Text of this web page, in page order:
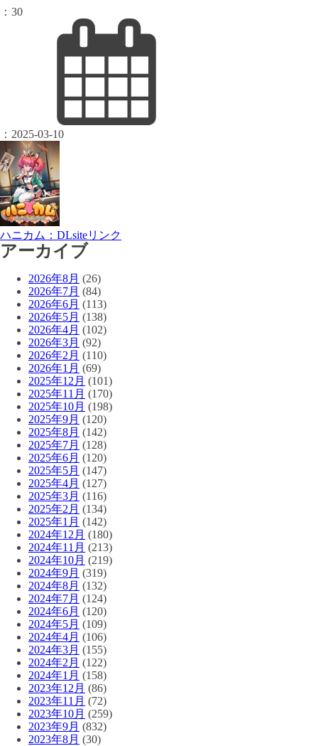
： 30
： 2025-03-10
ハニカム：DLsiteリンク
アーカイブ
2026年8月 (26)
2026年7月 (84)
2026年6月 (113)
2026年5月 (138)
2026年4月 (102)
2026年3月 (92)
2026年2月 (110)
2026年1月 (69)
2025年12月 (101)
2025年11月 (170)
2025年10月 (198)
2025年9月 (120)
2025年8月 (142)
2025年7月 (128)
2025年6月 (120)
2025年5月 (147)
2025年4月 (127)
2025年3月 (116)
2025年2月 (134)
2025年1月 (142)
2024年12月 (180)
2024年11月 (213)
2024年10月 (219)
2024年9月 (319)
2024年8月 (132)
2024年7月 (124)
2024年6月 (120)
2024年5月 (109)
2024年4月 (106)
2024年3月 (155)
2024年2月 (122)
2024年1月 (158)
2023年12月 (86)
2023年11月 (72)
2023年10月 (259)
2023年9月 (832)
2023年8月 (30)